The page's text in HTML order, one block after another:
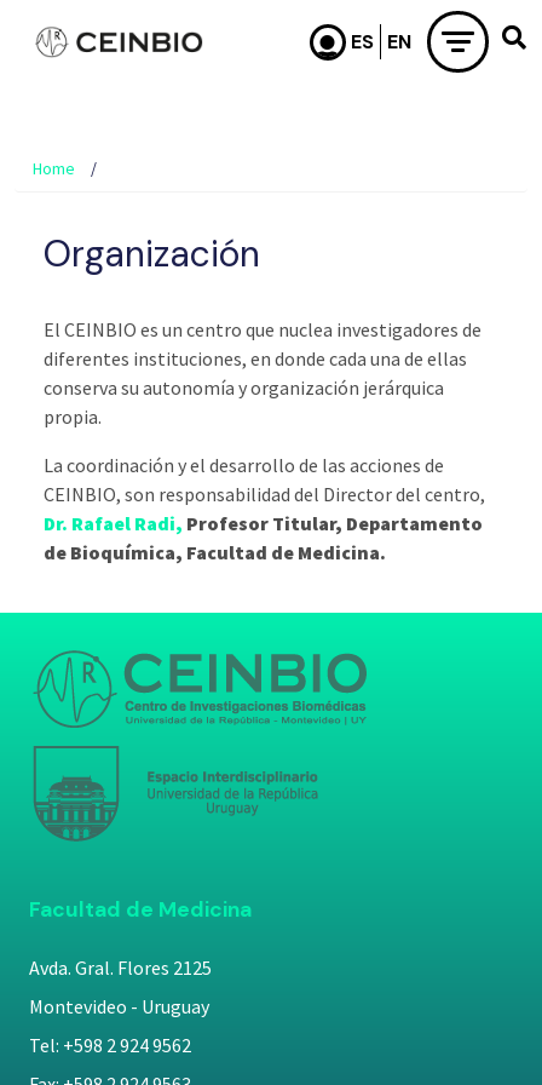
Skip to main content
Home
Organización
El CEINBIO es un centro que nuclea investigadores de
diferentes instituciones, en donde cada una de ellas
conserva su autonomía y organización jerárquica
propia.
La coordinación y el desarrollo de las acciones de
CEINBIO, son responsabilidad del Director del centro,
Dr. Rafael Radi, Profesor Titular, Departamento
de Bioquímica, Facultad de Medicina.
Facultad de Medicina
Avda. Gral. Flores 2125
Montevideo - Uruguay
Tel: +598 2 924 9562